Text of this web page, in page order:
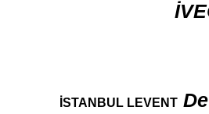
İSTANBUL LEVENT